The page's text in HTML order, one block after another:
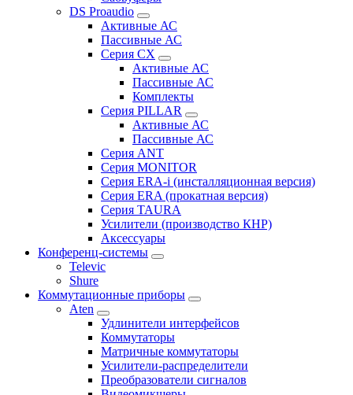
DS Proaudio
Активные АС
Пассивные АС
Серия CX
Активные АС
Пассивные АС
Комплекты
Серия PILLAR
Активные АС
Пассивные АС
Серия ANT
Серия MONITOR
Серия ERA-i (инсталляционная версия)
Серия ERA (прокатная версия)
Серия TAURA
Усилители (производство КНР)
Аксессуары
Конференц-системы
Televic
Shure
Коммутационные приборы
Aten
Удлинители интерфейсов
Коммутаторы
Матричные коммутаторы
Усилители-распределители
Преобразователи сигналов